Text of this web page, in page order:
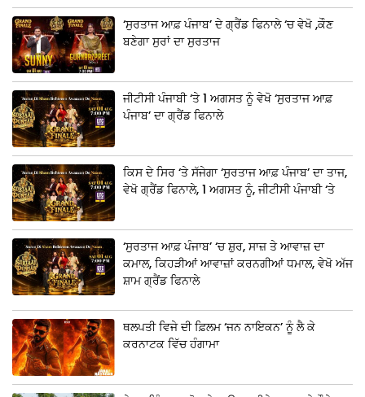
‘ਸੁਰਤਾਜ ਆਫ਼ ਪੰਜਾਬ’ ਦੇ ਗ੍ਰੈਂਡ ਫਿਨਾਲੇ ‘ਚ ਵੇਖੋ ,ਕੌਣ
ਬਣੇਗਾ ਸੁਰਾਂ ਦਾ ਸੁਰਤਾਜ
ਜੀਟੀਸੀ ਪੰਜਾਬੀ ‘ਤੇ 1 ਅਗਸਤ ਨੂੰ ਵੇਖੋ ‘ਸੁਰਤਾਜ ਆਫ਼
ਪੰਜਾਬ’ ਦਾ ਗ੍ਰੈਂਡ ਫਿਨਾਲੇ
ਕਿਸ ਦੇ ਸਿਰ ‘ਤੇ ਸੱਜੇਗਾ ‘ਸੁਰਤਾਜ ਆਫ਼ ਪੰਜਾਬ’ ਦਾ ਤਾਜ,
ਵੇਖੋ ਗ੍ਰੈਂਡ ਫਿਨਾਲੇ, 1 ਅਗਸਤ ਨੂੰ, ਜੀਟੀਸੀ ਪੰਜਾਬੀ ‘ਤੇ
‘ਸੁਰਤਾਜ ਆਫ਼ ਪੰਜਾਬ’ ‘ਚ ਸ਼ੁਰ, ਸਾਜ਼ ਤੇ ਆਵਾਜ਼ ਦਾ
ਕਮਾਲ, ਕਿਹੜੀਆਂ ਆਵਾਜ਼ਾਂ ਕਰਨਗੀਆਂ ਧਮਾਲ, ਵੇਖੋ ਅੱਜ
ਸ਼ਾਮ ਗ੍ਰੈਂਡ ਫਿਨਾਲੇ
ਥਲਪਤੀ ਵਿਜੇ ਦੀ ਫ਼ਿਲਮ ‘ਜਨ ਨਾਇਕਨ’ ਨੂੰ ਲੈ ਕੇ
ਕਰਨਾਟਕ ਵਿੱਚ ਹੰਗਾਮਾ